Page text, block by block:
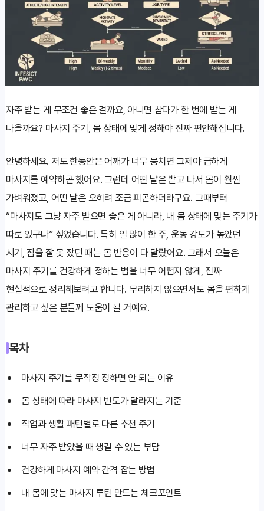
자주 받는 게 무조건 좋은 걸까요, 아니면 참다가 한 번에 받는 게
나을까요? 마사지 주기, 몸 상태에 맞게 정해야 진짜 편안해집니다.
안녕하세요. 저도 한동안은 어깨가 너무 뭉치면 그제야 급하게
마사지를 예약하곤 했어요. 그런데 어떤 날은 받고 나서 몸이 훨씬
가벼워졌고, 어떤 날은 오히려 조금 피곤하더라구요. 그때부터
“마사지도 그냥 자주 받으면 좋은 게 아니라, 내 몸 상태에 맞는 주기가
따로 있구나” 싶었습니다. 특히 일 많이 한 주, 운동 강도가 높았던
시기, 잠을 잘 못 잤던 때는 몸 반응이 다 달랐어요. 그래서 오늘은
마사지 주기를 건강하게 정하는 법을 너무 어렵지 않게, 진짜
현실적으로 정리해보려고 합니다. 무리하지 않으면서도 몸을 편하게
관리하고 싶은 분들께 도움이 될 거예요.
목차
마사지 주기를 무작정 정하면 안 되는 이유
몸 상태에 따라 마사지 빈도가 달라지는 기준
직업과 생활 패턴별로 다른 추천 주기
너무 자주 받았을 때 생길 수 있는 부담
건강하게 마사지 예약 간격 잡는 방법
내 몸에 맞는 마사지 루틴 만드는 체크포인트